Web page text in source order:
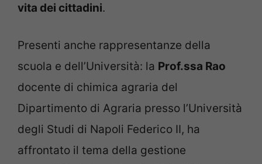
vita dei cittadini.
Presenti anche rappresentanze della
scuola e dell’Università: la Prof.ssa Rao
docente di chimica agraria del
Dipartimento di Agraria presso l’Università
degli Studi di Napoli Federico II, ha
affrontato il tema della gestione